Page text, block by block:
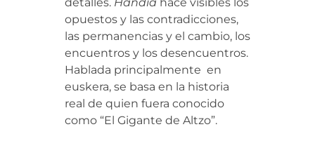
opuestos y las contradicciones,
las permanencias y el cambio, los
encuentros y los desencuentros.
Hablada principalmente en
euskera, se basa en la historia
real de quien fuera conocido
como “El Gigante de Altzo”.